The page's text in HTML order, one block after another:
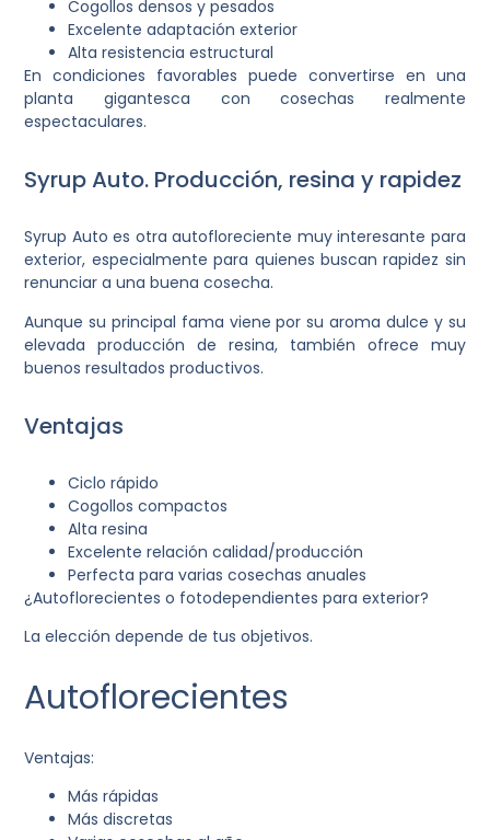
Cogollos densos y pesados
Excelente adaptación exterior
Alta resistencia estructural
En condiciones favorables puede convertirse en una
planta gigantesca con cosechas realmente
espectaculares.
Syrup Auto. Producción, resina y rapidez
Syrup Auto es otra autofloreciente muy interesante para
exterior, especialmente para quienes buscan rapidez sin
renunciar a una buena cosecha.
Aunque su principal fama viene por su aroma dulce y su
elevada producción de resina, también ofrece muy
buenos resultados productivos.
Ventajas
Ciclo rápido
Cogollos compactos
Alta resina
Excelente relación calidad/producción
Perfecta para varias cosechas anuales
¿Autoflorecientes o fotodependientes para exterior?
La elección depende de tus objetivos.
Autoflorecientes
Ventajas:
Más rápidas
Más discretas